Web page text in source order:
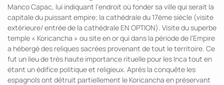
Manco Capac, lui indiquant l’endroit où fonder sa ville qui serait la
capitale du puissant empire; la cathédrale du 17ème siècle (visite
extérieure/ entrée de la cathédrale EN OPTION). Visite du superbe
temple « Koricancha » ou site en or qui dans la période de l’Empire
a hébergé des reliques sacrées provenant de tout le territoire. Ce
fut un lieu de très haute importance rituelle pour les Inca tout en
étant un édifice politique et religieux. Après la conquête les
espagnols ont détruit partiellement le Koricancha en préservant